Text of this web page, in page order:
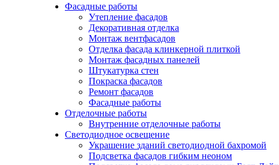
Фасадные работы
Утепление фасадов
Декоративная отделка
Монтаж вентфасадов
Отделка фасада клинкерной плиткой
Монтаж фасадных панелей
Штукатурка стен
Покраска фасадов
Ремонт фасадов
Фасадные работы
Отделочные работы
Внутренние отделочные работы
Светодиодное освещение
Украшение зданий светодиодной бахромой
Подсветка фасадов гибким неоном